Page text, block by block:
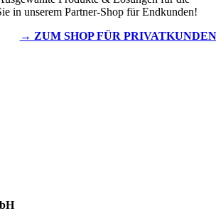
in unserem Partner-Shop für Endkunden!
→ ZUM SHOP FÜR PRIVATKUNDEN